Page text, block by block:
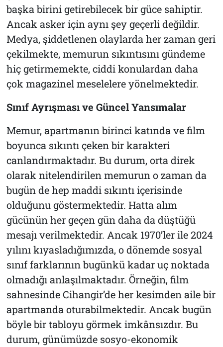
başka birini getirebilecek bir güce sahiptir.
Ancak asker için aynı şey geçerli değildir.
Medya, şiddetlenen olaylarda her zaman geri
çekilmekte, memurun sıkıntısını gündeme
hiç getirmemekte, ciddi konulardan daha
çok magazinel meselelere yönelmektedir.
Sınıf Ayrışması ve Güncel Yansımalar
Memur, apartmanın birinci katında ve film
boyunca sıkıntı çeken bir karakteri
canlandırmaktadır. Bu durum, orta direk
olarak nitelendirilen memurun o zaman da
bugün de hep maddi sıkıntı içerisinde
olduğunu göstermektedir. Hatta alım
gücünün her geçen gün daha da düştüğü
mesajı verilmektedir. Ancak 1970’ler ile 2024
yılını kıyasladığımızda, o dönemde sosyal
sınıf farklarının bugünkü kadar uç noktada
olmadığı anlaşılmaktadır. Örneğin, film
sahnesinde Cihangir’de her kesimden aile bir
apartmanda oturabilmektedir. Ancak bugün
böyle bir tabloyu görmek imkânsızdır. Bu
durum, günümüzde sosyo-ekonomik